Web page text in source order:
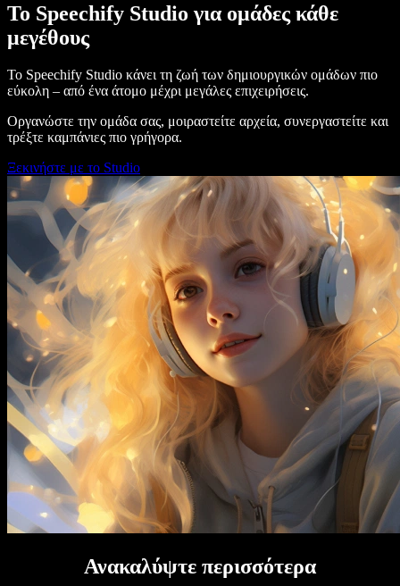
Το Speechify Studio για ομάδες κάθε
μεγέθους
Το Speechify Studio κάνει τη ζωή των δημιουργικών ομάδων πιο
εύκολη – από ένα άτομο μέχρι μεγάλες επιχειρήσεις.
Οργανώστε την ομάδα σας, μοιραστείτε αρχεία, συνεργαστείτε και
τρέξτε καμπάνιες πιο γρήγορα.
Ξεκινήστε με το Studio
Ανακαλύψτε περισσότερα